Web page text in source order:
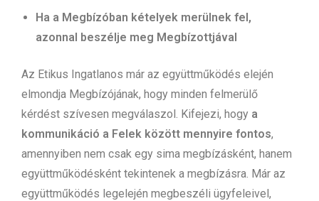
Ha a Megbízóban kételyek merülnek fel,
azonnal beszélje meg Megbízottjával
Az Etikus Ingatlanos már az együttműködés elején
elmondja Megbízójának, hogy minden felmerülő
kérdést szívesen megválaszol. Kifejezi, hogy a
kommunikáció a Felek között mennyire fontos,
amennyiben nem csak egy sima megbízásként, hanem
együttműködésként tekintenek a megbízásra. Már az
együttműködés legelején megbeszéli ügyfeleivel,